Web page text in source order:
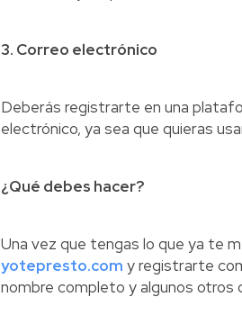
3. Correo electrónico
Deberás registrarte en una
electrónico, ya sea que quieras
¿Qué debes hacer?
Una vez que tengas lo que ya te
yotepresto.com y registrarte
nombre completo y algunos otros